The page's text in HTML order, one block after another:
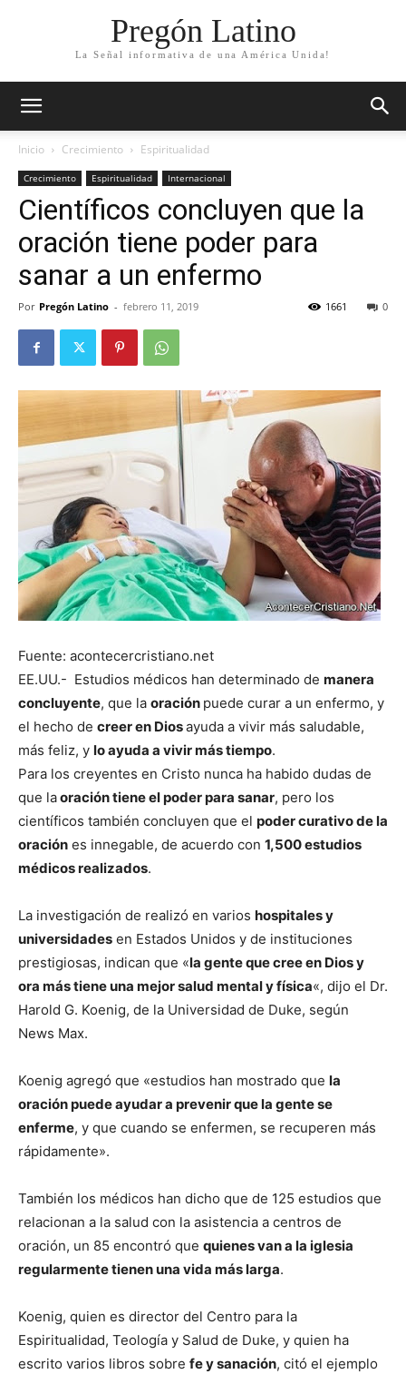
Pregón Latino
La Señal informativa de una América Unida!
Inicio Crecimiento Espiritualidad
Crecimiento Espiritualidad Internacional
Científicos concluyen que la
oración tiene poder para
sanar a un enfermo
Por Pregón Latino - febrero 11, 2019 0
1661
Fuente: acontecercristiano.net
EE.UU.- Estudios médicos han determinado de manera
concluyente, que la oración puede curar a un enfermo, y
el hecho de creer en Diosayuda a vivir más saludable,
más feliz, y lo ayuda a vivir más tiempo.
Para los creyentes en Cristo nunca ha habido dudas de
que laoración tiene el poder para sanar, pero los
científicos también concluyen que el poder curativo de la
oración es innegable, de acuerdo con 1,500 estudios
médicos realizados.
La investigación de realizó en varios hospitales y
universidades en Estados Unidos y de instituciones
prestigiosas, indican que «la gente que cree en Dios y
ora más tiene una mejor salud mental y física«, dijo el Dr.
Harold G. Koenig, de la Universidad de Duke, según
News Max.
Koenig agregó que «estudios han mostrado que la
oración puede ayudar a prevenir que la gente se
enferme, y que cuando se enfermen, se recuperen más
rápidamente».
También los médicos han dicho que de 125 estudios que
relacionan a la salud con la asistencia a centros de
oración, un 85 encontró que quienes van a la iglesia
regularmente tienen una vida más larga.
Koenig, quien es director del Centro para la
Espiritualidad, Teología y Salud de Duke, y quien ha
escrito varios libros sobre fe y sanación, citó el ejemplo